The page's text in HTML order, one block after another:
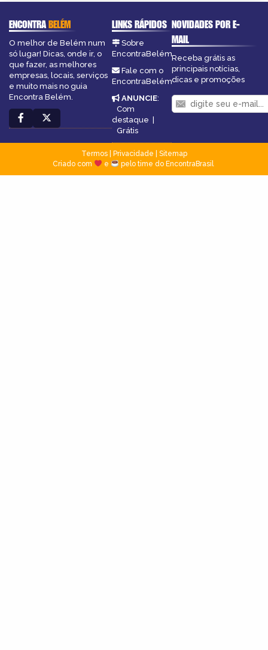
ENCONTRABELÉM
O melhor de Belém num
só lugar! Dicas, onde ir, o
que fazer, as melhores
empresas, locais, serviços
e muito mais no guia
Encontra Belém.
LINKS RÁPIDOS
Sobre
EncontraBelém
Fale com o
EncontraBelém
ANUNCIE:
Com
destaque |
Grátis
NOVIDADES POR E-
MAIL
Receba grátis as
principais notícias,
dicas e promoções
Termos| Privacidade
Sitemap
Criado com
e pelo time do EncontraBrasil